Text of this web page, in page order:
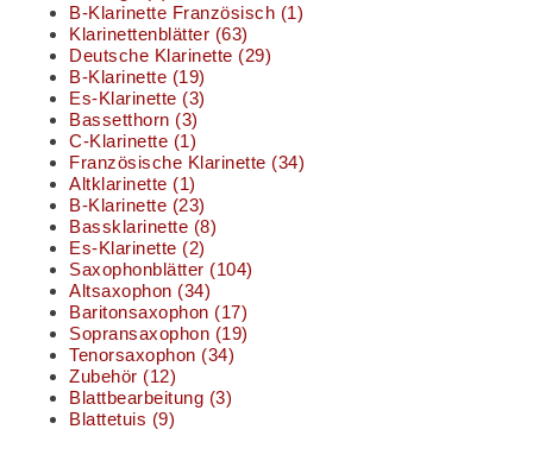
B-Klarinette Französisch (1)
Klarinettenblätter (63)
Deutsche Klarinette (29)
B-Klarinette (19)
Es-Klarinette (3)
Bassetthorn (3)
C-Klarinette (1)
Französische Klarinette (34)
Altklarinette (1)
B-Klarinette (23)
Bassklarinette (8)
Es-Klarinette (2)
Saxophonblätter (104)
Altsaxophon (34)
Baritonsaxophon (17)
Sopransaxophon (19)
Tenorsaxophon (34)
Zubehör (12)
Blattbearbeitung (3)
Blattetuis (9)